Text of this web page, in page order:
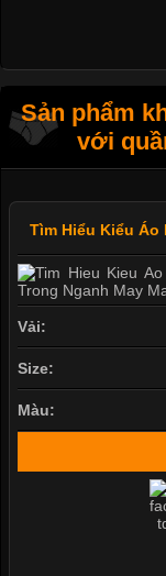
Sản phẩm
với
Tìm Hiểu Kiểu Áo
Vải:
Size:
Màu: